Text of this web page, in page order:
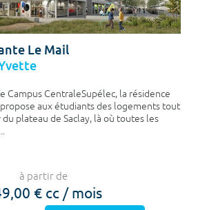
Le Mail
Campus CentraleSupélec, la résidence
aux étudiants des logements tout
plateau de Saclay, là où toutes les
à partir de
€ cc / mois